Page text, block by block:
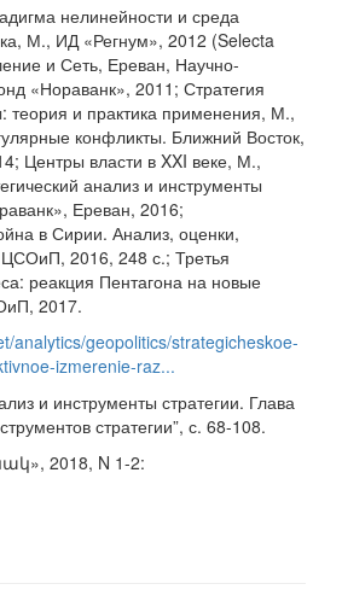
нелинейности и среда
М., ИД «Регнум», 2012 (Selecta
и Сеть, Ереван, Научно-
«Нораванк», 2011; Стратегия
теория и практика применения, М.,
конфликты. Ближний Восток,
Центры власти в XXI веке, М.,
анализ и инструменты
Ереван, 2016;
в Сирии. Анализ, оценки,
2016, 248 с.; Третья
реакция Пентагона на новые
2017.
analytics/geopolitics/strategicheskoe-
izmerenie-raz...
и инструменты стратегии. Глава
стратегии”, с. 68-108.
2018, N 1-2: